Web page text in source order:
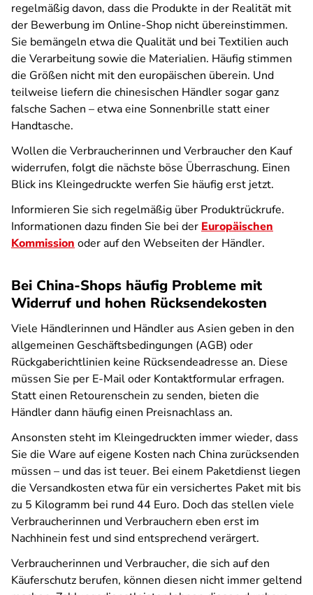
regelmäßig davon, dass die Produkte in der Realität mit
der Bewerbung im Online-Shop nicht übereinstimmen.
Sie bemängeln etwa die Qualität und bei Textilien auch
die Verarbeitung sowie die Materialien. Häufig stimmen
die Größen nicht mit den europäischen überein. Und
teilweise liefern die chinesischen Händler sogar ganz
falsche Sachen – etwa eine Sonnenbrille statt einer
Handtasche.
Wollen die Verbraucherinnen und Verbraucher den Kauf
widerrufen, folgt die nächste böse Überraschung. Einen
Blick ins Kleingedruckte werfen Sie häufig erst jetzt.
Informieren Sie sich regelmäßig über Produktrückrufe.
Informationen dazu finden Sie bei der Europäischen
Kommission oder auf den Webseiten der Händler.
Bei China-Shops häufig Probleme mit
Widerruf und hohen Rücksendekosten
Viele Händlerinnen und Händler aus Asien geben in den
allgemeinen Geschäftsbedingungen (AGB) oder
Rückgaberichtlinien keine Rücksendeadresse an. Diese
müssen Sie per E-Mail oder Kontaktformular erfragen.
Statt einen Retourenschein zu senden, bieten die
Händler dann häufig einen Preisnachlass an.
Ansonsten steht im Kleingedruckten immer wieder, dass
Sie die Ware auf eigene Kosten nach China zurücksenden
müssen – und das ist teuer. Bei einem Paketdienst liegen
die Versandkosten etwa für ein versichertes Paket mit bis
zu 5 Kilogramm bei rund 44 Euro. Doch das stellen viele
Verbraucherinnen und Verbrauchern eben erst im
Nachhinein fest und sind entsprechend verärgert.
Verbraucherinnen und Verbraucher, die sich auf den
Käuferschutz berufen, können diesen nicht immer geltend